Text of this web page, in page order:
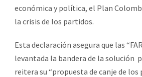
económica y política, el Plan
la crisis de los partidos.
Esta declaración asegura que las
levantada la bandera de la solución
reitera su “propuesta de canje de